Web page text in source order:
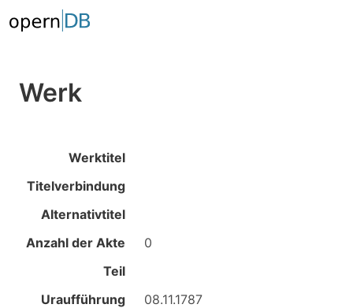
Werk
Werktitel
Titelverbindung
Alternativtitel
Anzahl der Akte
0
Teil
Uraufführung
08.11.1787